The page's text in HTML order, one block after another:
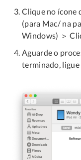
Clique no ícone
(para Mac/ na
Windows) ＞
Aguarde o
terminado, ligue